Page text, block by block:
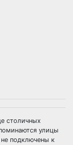
столичных
улицы
подключены к